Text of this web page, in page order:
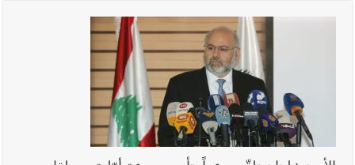
والجنوب هو عزة وكرامة لبنان
المهندس محمد زهير السعودي يستقبل المختارين
بعاصيري والبيلاني
أخبار لبنان مقدمات نشرات الأخبار المسائية في لبنان ليوم السبت
8-8-2026